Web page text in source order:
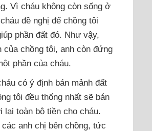
Vì cháu không còn sống ở
đề nghị để chồng tôi
phần đất đó. Như vậy,
của chồng tôi, anh còn đứng
phần của cháu.
có ý định bán mảnh đất
tôi đều thống nhất sẽ bán
lại toàn bộ tiền cho cháu.
các anh chị bên chồng, tức